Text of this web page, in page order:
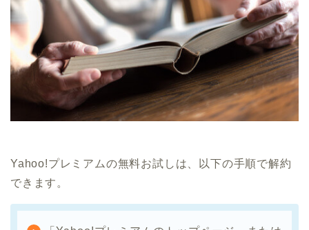
Yahoo!プレミアムの無料お試しは、以下の手順で解約
できます。